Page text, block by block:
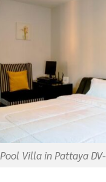
Pool Villa in Pattaya